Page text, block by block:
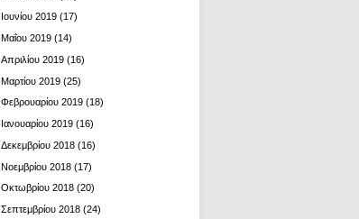
Ιουνίου 2019 (17)
Μαΐου 2019 (14)
Απριλίου 2019 (16)
Μαρτίου 2019 (25)
Φεβρουαρίου 2019 (18)
Ιανουαρίου 2019 (16)
Δεκεμβρίου 2018 (16)
Νοεμβρίου 2018 (17)
Οκτωβρίου 2018 (20)
Σεπτεμβρίου 2018 (24)